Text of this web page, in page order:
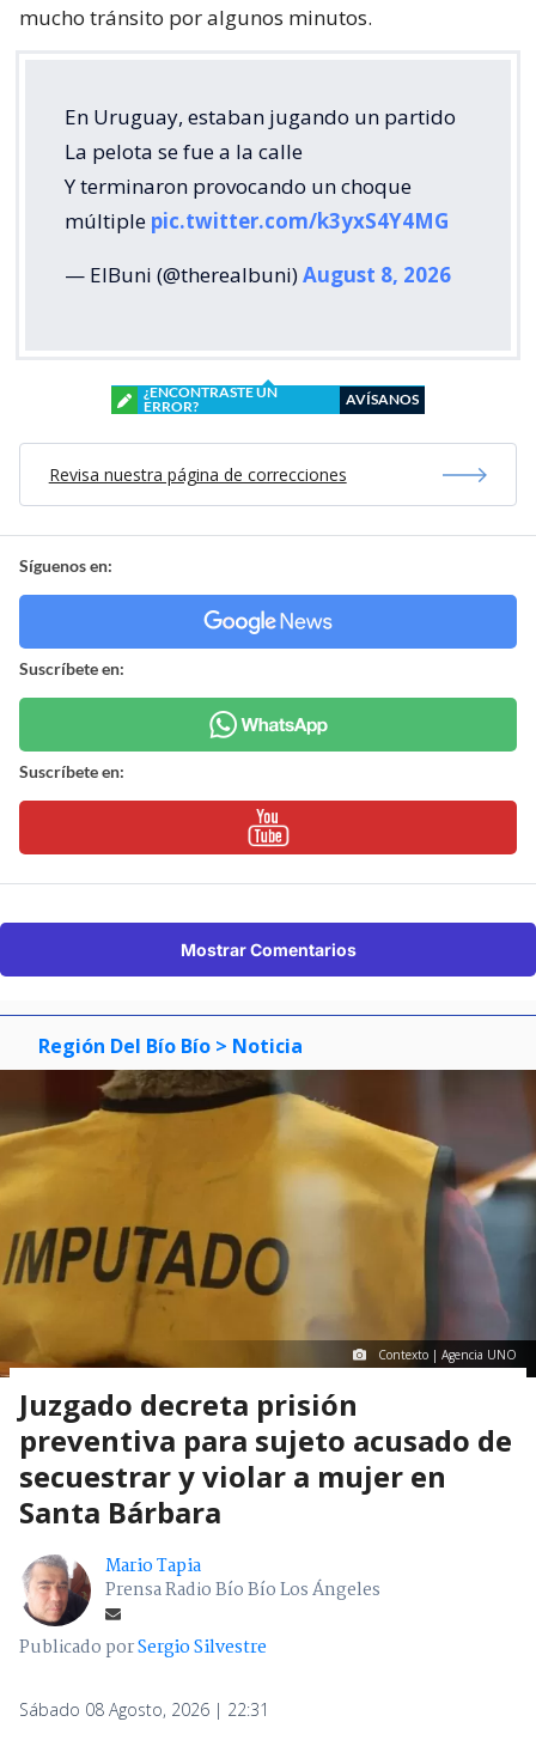
mucho tránsito por algunos minutos.
En Uruguay, estaban jugando un partido
La pelota se fue a la calle
Y terminaron provocando un choque
múltiple pic.twitter.com/k3yxS4Y4MG
— ElBuni (@therealbuni)August 8, 2026
¿ENCONTRASTE UN
ERROR?
AVÍSANOS
Revisa nuestra página de correcciones
Síguenos en:
Suscríbete en:
Suscríbete en:
Mostrar Comentarios
Región Del Bío Bío > Noticia
Contexto | Agencia UNO
Juzgado decreta prisión
preventiva para sujeto acusado de
secuestrar y violar a mujer en
Santa Bárbara
Mario Tapia
Prensa Radio Bío Bío Los Ángeles
Publicado porSergio Silvestre
Sábado 08 Agosto, 2026 | 22:31